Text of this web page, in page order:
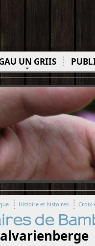
UN GRIIS
Histoire et histoires Croix
de